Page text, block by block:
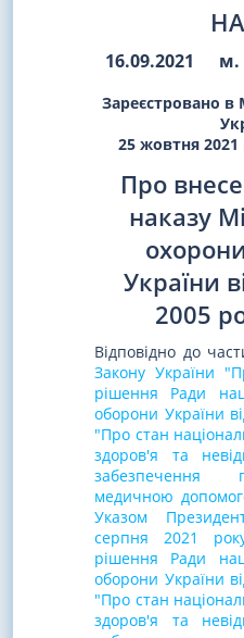
16.09.2021 м.
Зареєстровано в
25 жовтня 2021
Про
наказу
України
2005
Відповідно до
Закону України
рішення Ради
оборони України
"Про стан
здоров'я та
забезпечення
медичною
Указом
серпня 2021
рішення Ради
оборони України
"Про стан
здоров'я та